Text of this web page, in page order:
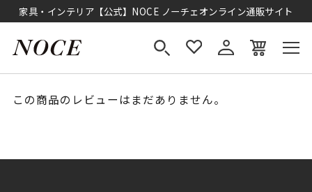
家具・インテリア【公式】NOCE ノーチェオンライン通販サイト
この商品のレビューはまだありません。